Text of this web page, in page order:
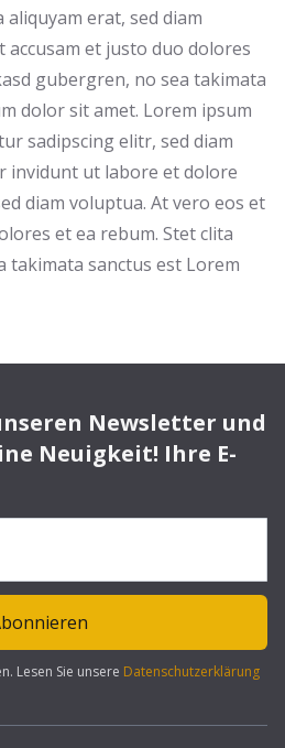
erat, sed diam
accusam et justo duo dolores
gubergren, no sea takimata
dolor sit amet. Lorem ipsum
sadipscing elitr, sed diam
invidunt ut labore et dolore
diam voluptua. At vero eos et
et ea rebum. Stet clita
takimata sanctus est Lorem
Newsletter und
Neuigkeit! Ihre E-
Lesen Sie unsere Datenschutzerklärung